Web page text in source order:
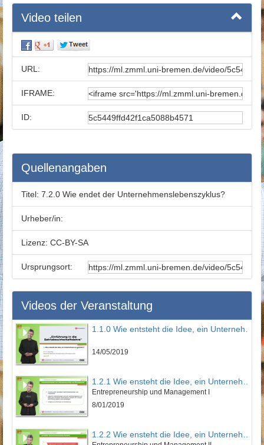
Video teilen
URL:
IFRAME:
ID:
Quellenangaben
Titel: 7.2.0 Wie endet der Unternehmenslebenszyklus?
Urheber/in:
Lizenz: CC-BY-SA
Ursprungsort:
Videos der Veranstaltung
14/05/2019
1.2.1 Wie ensteht die Idee, ein Unternehmen zu gründen?
Entrepreneurship und Management I
8/01/2019